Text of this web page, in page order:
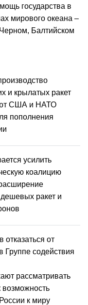
государства в
мирового океана –
Балтийском
и крылатых ракет
от США и НАТО
пополнения
усилить
коалицию
ракет и
отказаться от
Группе содействия
рассматривать
возможность
к миру